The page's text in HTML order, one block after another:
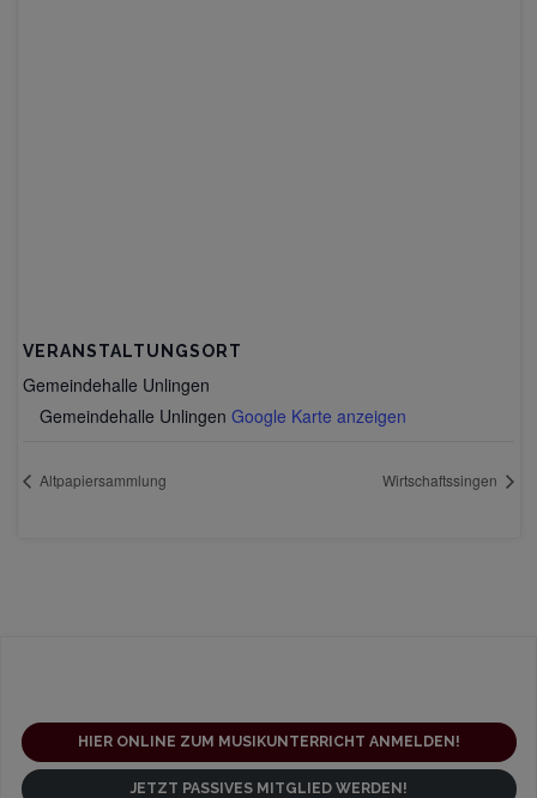
VERANSTALTUNGSORT
Gemeindehalle Unlingen
Gemeindehalle Unlingen Google Karte anzeigen
Altpapiersammlung Wirtschaftssingen
HIER ONLINE ZUM MUSIKUNTERRICHT ANMELDEN!
JETZT PASSIVES MITGLIED WERDEN!